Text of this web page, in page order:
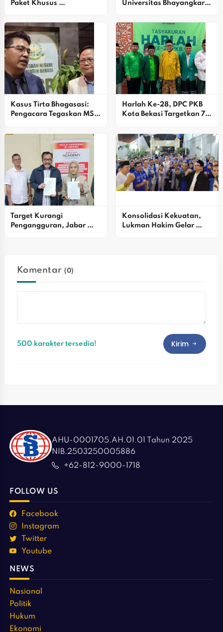
Paket Khusus
Wujudkan Momen
Berharga Di Bekasi
Universitas Bhayangkara
2026–2030: Teguhkan
Komitmen Menuju
Kampus Unggul Dan
Berdaya Saing Global
Kasus Tirta Bhagasasi:
Pengacara Tegaskan MSB
Rekening Pribadi
Harlah Ke-28, DPC PKB
Kota Bekasi Targetkan 7
2029
Target Kurangi
Pengangguran, Jabar
Konsolidasi Kekuatan,
Lukman Hakim Gelar
Komentar(0)
500 karakter tersedia! Kirim
AHU-0001705.AH.01.01 Tahun 2025
NIB.2503250005886
+62-812-9000-1718
FOLLOW US
Facebook
Instagram
Twitter
Youtube
NEWS
Nasional
Politik
Hukum
Ekonomi